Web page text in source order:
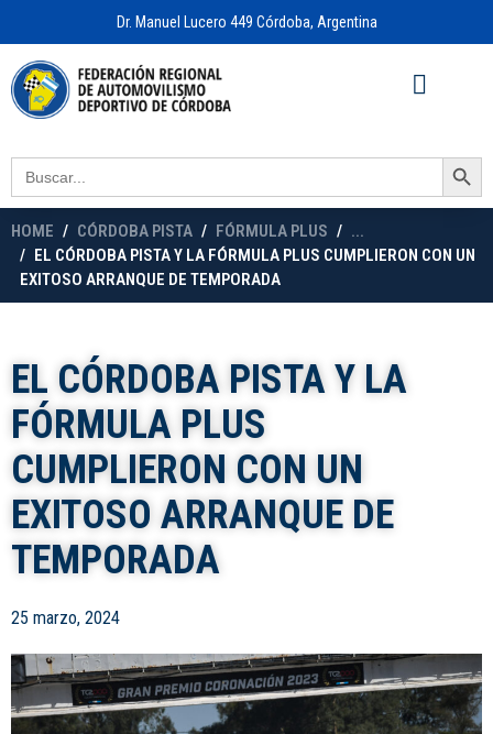
Dr. Manuel Lucero 449 Córdoba, Argentina
Search
for:
Search Button
HOME CÓRDOBA PISTA FÓRMULA PLUS
...
EL CÓRDOBA PISTA Y LA FÓRMULA PLUS CUMPLIERON CON UN
EXITOSO ARRANQUE DE TEMPORADA
EL CÓRDOBA PISTA Y LA
FÓRMULA PLUS
CUMPLIERON CON UN
EXITOSO ARRANQUE DE
TEMPORADA
25 marzo, 2024